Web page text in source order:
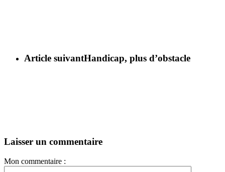
Article suivantHandicap, plus d’obstacle
Laisser un commentaire
Mon commentaire :